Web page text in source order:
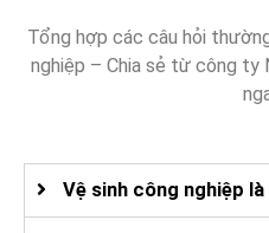
Tổng hợp các câu hỏi
nghiệp – Chia sẻ từ công ty
Vệ sinh công nghiệp là